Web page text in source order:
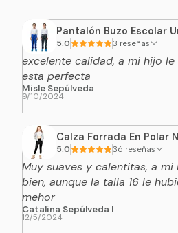
Pantalón Buzo Escolar
5.0 3 reseñas
excelente calidad, a mi hijo
esta perfecta
Misle Sepúlveda
9/10/2024
Calza Forrada En Polar
5.0 36 reseñas
Muy suaves y calentitas, a
bien, aunque la talla 16 le
mehor
Catalina Sepúlveda I
12/5/2024